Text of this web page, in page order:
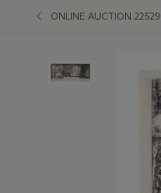
ONLINE AUCTION 22529